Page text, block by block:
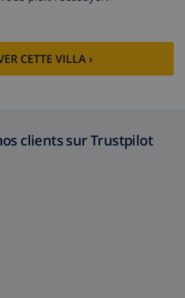
CETTE VILLA ›
clients sur Trustpilot